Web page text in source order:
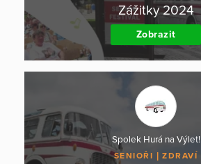
Zážitky 2024
Zobrazit
Spolek Hurá na Výlet!
SENIOŘI ZDRAVÍ